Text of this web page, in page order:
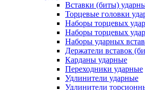
Вставки (биты)
Торцевые головки
Наборы торцевых
Наборы торцевых
Наборы ударных
Держатели вставок
Карданы ударные
Переходники ударные
Удлинители ударные
Удлинители